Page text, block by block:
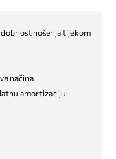
nošenja tijekom
načina.
amortizaciju.